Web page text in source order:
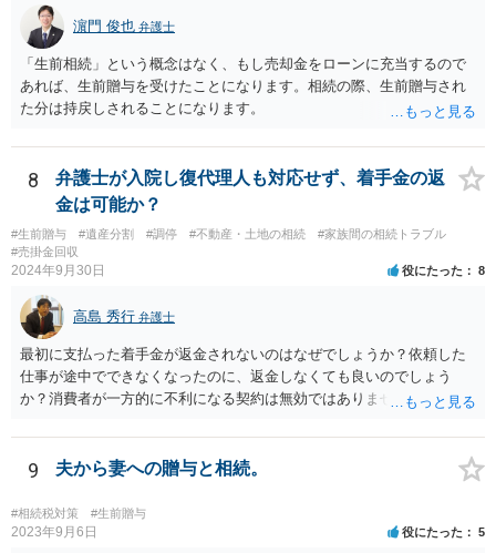
相続財産とは別枠で、遺留分対策にも有効と思われます。 ③負担付死
因贈与 「介護・見守り等を条件に、死亡時に財産を渡す」契約。条件
不履行なら無効にでき、老後の安心を担保できます。 ④ 寄附予約＋解
除条件 慈善団体への寄附を予約しつつ、資金不足時は解除できる条項
を設定。 などがあり得るかと思われます。
濵門 俊也 弁護士
「生前相続」という概念はなく、もし売却金をローンに充当するので
あれば、生前贈与を受けたことになります。相続の際、生前贈与され
た分は持戻しされることになります。
8
弁護士が入院し復代理人も対応せず、着手金の返
金は可能か？
#生前贈与 #遺産分割 #調停 #不動産・土地の相続
#家族間の相続トラブル
#売掛金回収
2024年9月30日 役にたった 8
高島 秀行 弁護士
最初に支払った着手金が返金されないのはなぜでしょうか？依頼した
仕事が途中でできなくなったのに、返金しなくても良いのでしょう
か？消費者が一方的に不利になる契約は無効ではありませんか？
務があると思います。 倒れた弁護士が所属する弁護士会に相談さ
れた方がよいと思います。 倒れた弁護士は脳梗塞で倒れたようで
すが、 判断能力があり、復代理を倒れた弁護士の判断で復代理を
選任したのか 即ち、復代理人の選任は有効なのかという問題もあ
ると思います。
9 夫から妻への贈与と相続。
#相続税対策 #生前贈与
2023年9月6日 役にたった 5